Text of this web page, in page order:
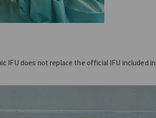
IFU does not replace the official IFU included